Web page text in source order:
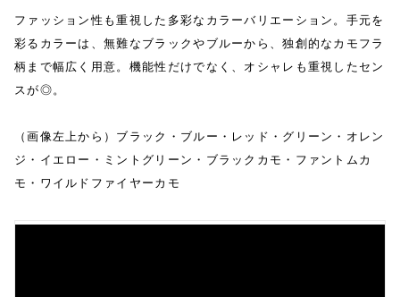
ファッション性も重視した多彩なカラーバリエーション。手元を
彩るカラーは、無難なブラックやブルーから、独創的なカモフラ
柄まで幅広く用意。機能性だけでなく、オシャレも重視したセン
スが◎。
（画像左上から）ブラック・ブルー・レッド・グリーン・オレン
ジ・イエロー・ミントグリーン・ブラックカモ・ファントムカ
モ・ワイルドファイヤーカモ